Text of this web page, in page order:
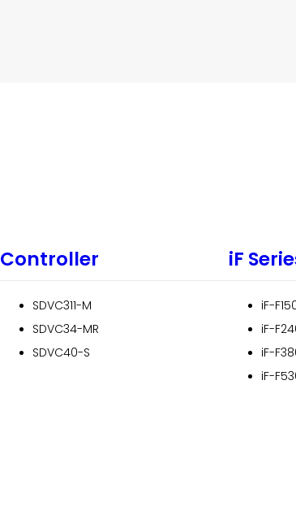
Controller
SDVC311-M
SDVC34-MR
SDVC40-S
iF
iF-
iF-
iF-
iF-